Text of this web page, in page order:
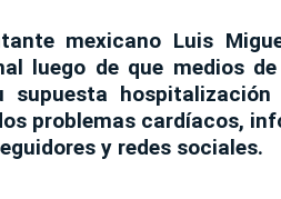
mexicano Luis
luego de que medios
supuesta
problemas cardíacos,
y redes sociales.